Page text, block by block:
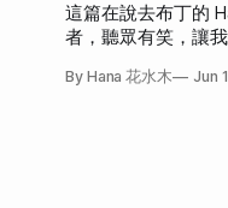
這篇在說去布丁的
者，聽眾有笑，讓
By Hana 花水木 Jun